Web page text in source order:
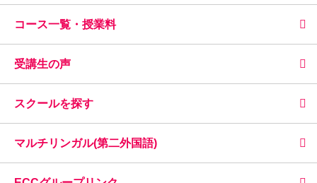
コース一覧・授業料
受講生の声
スクールを探す
マルチリンガル(第二外国語)